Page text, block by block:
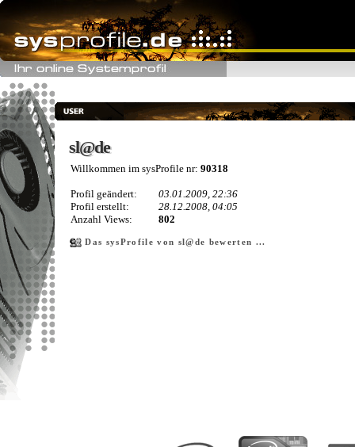
sl@de
sl@de
Willkommen im sysProfile nr: 90318
Profil geändert:
03.01.2009, 22:36
Profil erstellt:
28.12.2008, 04:05
Anzahl Views:
802
Das sysProfile von sl@de bewerten ...